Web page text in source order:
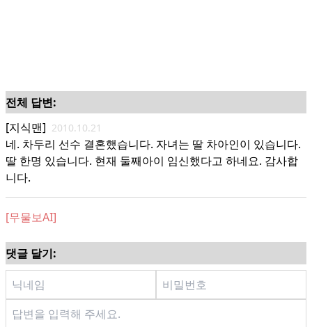
전체 답변:
[지식맨] 2010.10.21
네. 차두리 선수 결혼했습니다. 자녀는 딸 차아인이 있습니다.
딸 한명 있습니다. 현재 둘째아이 임신했다고 하네요. 감사합
니다.
[무물보AI]
댓글 달기: